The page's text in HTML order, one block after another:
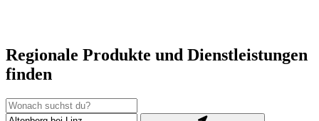
Regionale Produkte und Dienstleistungen
finden